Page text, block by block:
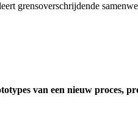
grensoverschrijdende
van een nieuw proces,